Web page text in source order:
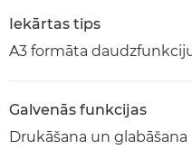
Iekārtas tips
A3 formāta
Galvenās funkcijas
Drukāšana un glabāšana